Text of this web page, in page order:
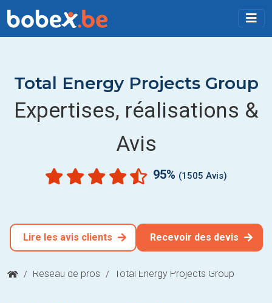
Total Energy Projects Group
Expertises, réalisations &
Avis
95% (1505 Avis)
Lire les avis clients Recevoir des devis
/ Réseau de pros / Total Energy Projects Group